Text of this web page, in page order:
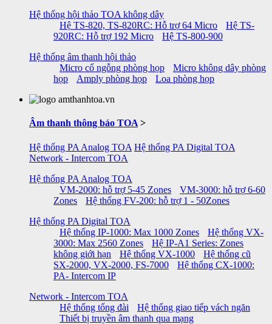
Hệ thống hội thảo TOA không dây
Hệ TS-820, TS-820RC: Hỗ trợ 64 Micro
Hệ TS-
920RC: Hỗ trợ 192 Micro
Hệ TS-800-900
Hệ thống âm thanh hội thảo
Micro cổ ngỗng phòng họp
Micro không dây phòng
họp
Amply phòng họp Loa phòng họp
Âm thanh thông báo TOA >
Hệ thống PA Analog TOA Hệ thống PA Digital TOA
Network - Intercom TOA
Hệ thống PA Analog TOA
VM-2000: hỗ trợ 5-45 Zones
VM-3000: hỗ trợ 6-60
Zones
Hệ thống FV-200: hỗ trợ 1 - 50Zones
Hệ thống PA Digital TOA
Hệ thống IP-1000: Max 1000 Zones
Hệ thống VX-
3000: Max 2560 Zones
Hệ IP-A1 Series: Zones
không giới hạn
Hệ thống VX-1000
Hệ thống cũ
SX-2000, VX-2000, FS-7000
Hệ thống CX-1000:
PA- Intercom IP
Network - Intercom TOA
Hệ thống tổng đài
Hệ thống giao tiếp vách ngăn
Thiết bị truyền âm thanh qua mạng